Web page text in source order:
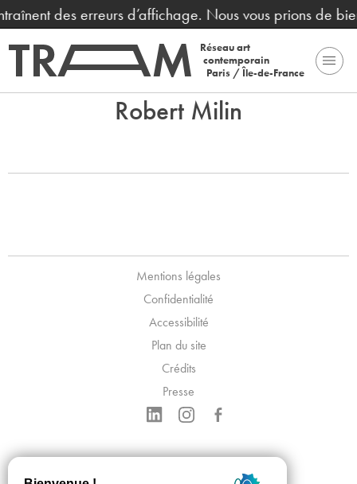
des erreurs d’affichage. Nous vous prions de
Réseau art
contemporain
Paris / Île-de-France
Robert Milin
Mentions légales
Confidentialité
Accessibilité
Plan du site
Crédits
Presse